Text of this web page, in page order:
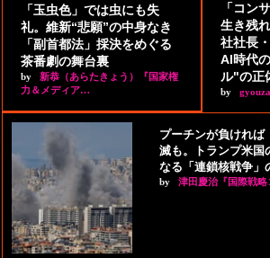
「玉虫色」では虫にも失
礼。維新“悲願”の中身なき
「副首都法」採決をめぐる
茶番劇の舞台裏
by
新恭（あらたきょう）『国家権
力＆メディア…
「コン
生き残
社社長
AI時代
ル"の正
by
プーチンが負ければ
滅も。トランプ米国
なる「連鎖核戦争」
by 津田慶治『国際戦略